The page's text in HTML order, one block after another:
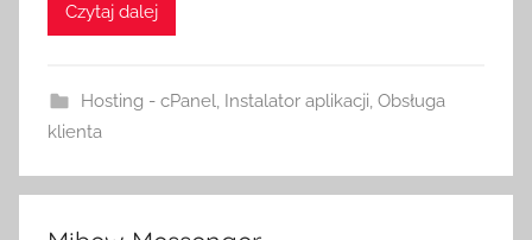
Czytaj dalej
Hosting - cPanel, Instalator aplikacji, Obsługa
klienta